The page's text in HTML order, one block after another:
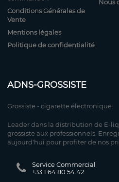
Conditions Générales de
Vente
Mentions légales
Politique de confidentialité
Nous
ADNS-GROSSISTE
Grossiste - cigarette électronique.
Leader dans la distribution de E-
grossiste aux professionnels.
aujourd'hui pour profiter de nos
Service Commercial
+33 1 64 80 54 42